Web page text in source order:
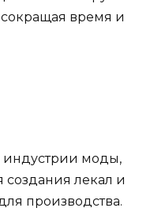
время и
индустрии моды,
лекал и
производства.